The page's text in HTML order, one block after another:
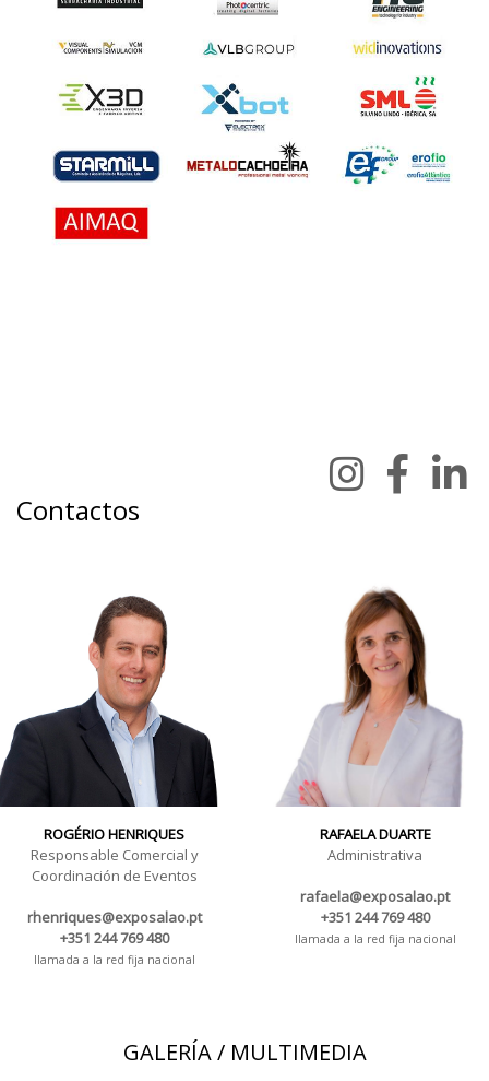
Contactos
ROGÉRIO HENRIQUES
Responsable Comercial y
Coordinación de Eventos
rhenriques@exposalao.pt
+351 244 769 480
llamada a la red fija nacional
RAFAELA DUARTE
Administrativa
rafaela@exposalao.pt
+351 244 769 480
llamada a la red fija nacional
GALERÍA / MULTIMEDIA